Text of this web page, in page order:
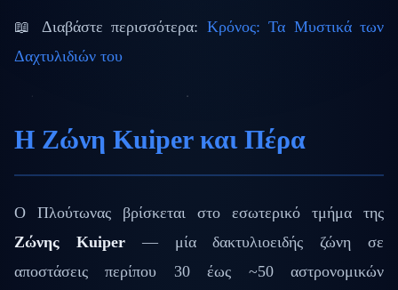
📖 Διαβάστε περισσότερα: Κρόνος: Τα Μυστικά των
Δαχτυλιδιών του
Η Ζώνη Kuiper και Πέρα
Ο Πλούτωνας βρίσκεται στο εσωτερικό τμήμα της
Ζώνης Kuiper— μία δακτυλιοειδής ζώνη σε
αποστάσεις περίπου 30 έως ~50 αστρονομικών